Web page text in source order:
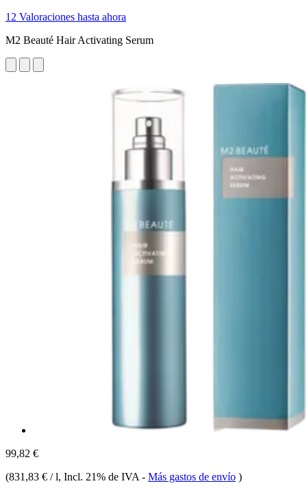
12 Valoraciones hasta ahora
M2 Beauté Hair Activating Serum
99,82 €
(831,83 € / l, Incl. 21% de IVA - Más gastos de envío )